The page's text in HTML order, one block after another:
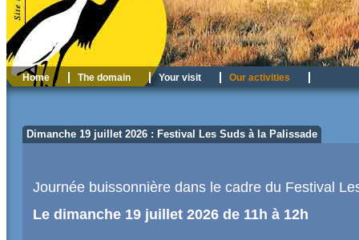
Home The domain Your visit Our activities
Dimanche 19 juillet 2026 : Festival Les Suds à la Palissade
Journée buissonnière dans le cadre du Festival
Le dimanche 19 juillet 2026 de 11h à 12h